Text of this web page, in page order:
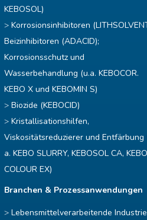
KEBOSOL)
Korrosionsinhibitoren
Beizinhibitoren (ADACID);
Korrosionsschutz und
Wasserbehandlung (u.a. KEBOCOR.
KEBO X und KEBOMIN S)
Biozide (KEBOCID)
Kristallisationshilfen,
Viskositätsreduzierer und Entfärbung
a. KEBO SLURRY, KEBOSOL CA, KEBO
COLOUR EX)
Branchen & Prozessanwendungen
Lebensmittelverarbeitende Industrie